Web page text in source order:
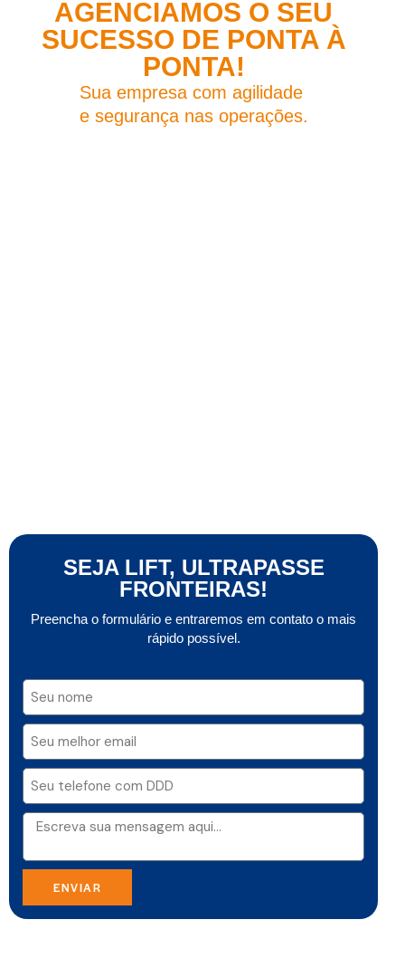
AGENCIAMOS O SEU
SUCESSO DE PONTA À
PONTA!
Sua empresa com agilidade
e segurança nas operações.
SEJA LIFT, ULTRAPASSE
FRONTEIRAS!
Preencha o formulário e entraremos em contato o mais
rápido possível.
ENVIAR